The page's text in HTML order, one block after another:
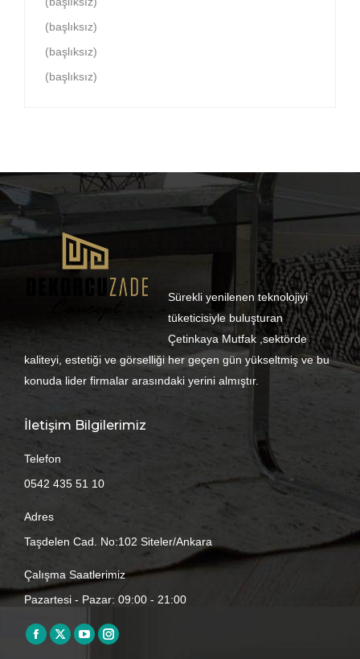
(başlıksız)
(başlıksız)
(başlıksız)
Sürekli yenilenen teknolojiyi
tüketicisiyle buluşturan
Çetinkaya Mutfak ,sektörde
kaliteyi, estetiği ve görselliği her geçen gün yükseltmiş ve bu
konuda lider firmalar arasındaki yerini almıştır.
İletişim Bilgilerimiz
Telefon
0542 435 51 10
Adres
Taşdelen Cad. No:102 Siteler/Ankara
Çalışma Saatlerimiz
Pazartesi - Pazar: 09:00 - 21:00
Find us on:
Facebook
X
YouTubeInstagram